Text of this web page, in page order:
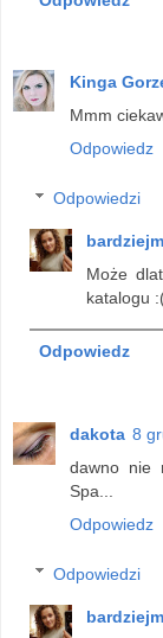
Kinga
Mmm
Odpowiedz
Odpowiedzi
Może
katalogu
Odpowiedz
dakota 8
dawno nie
Spa...
Odpowiedz
Odpowiedzi